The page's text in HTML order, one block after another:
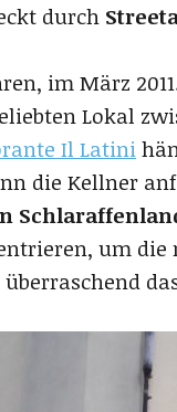
durch
im März
Lokal
Il Latini
die Kellner
um die